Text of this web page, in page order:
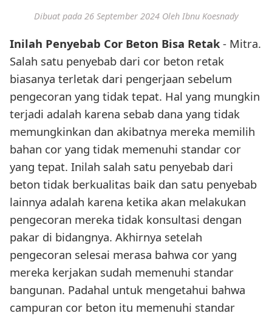
Dibuat pada 26 September 2024 Oleh Ibnu Koesnady
Inilah Penyebab Cor Beton Bisa Retak - Mitra.
Salah satu penyebab dari cor beton retak
biasanya terletak dari pengerjaan sebelum
pengecoran yang tidak tepat. Hal yang mungkin
terjadi adalah karena sebab dana yang tidak
memungkinkan dan akibatnya mereka memilih
bahan cor yang tidak memenuhi standar cor
yang tepat. Inilah salah satu penyebab dari
beton tidak berkualitas baik dan satu penyebab
lainnya adalah karena ketika akan melakukan
pengecoran mereka tidak konsultasi dengan
pakar di bidangnya. Akhirnya setelah
pengecoran selesai merasa bahwa cor yang
mereka kerjakan sudah memenuhi standar
bangunan. Padahal untuk mengetahui bahwa
campuran cor beton itu memenuhi standar